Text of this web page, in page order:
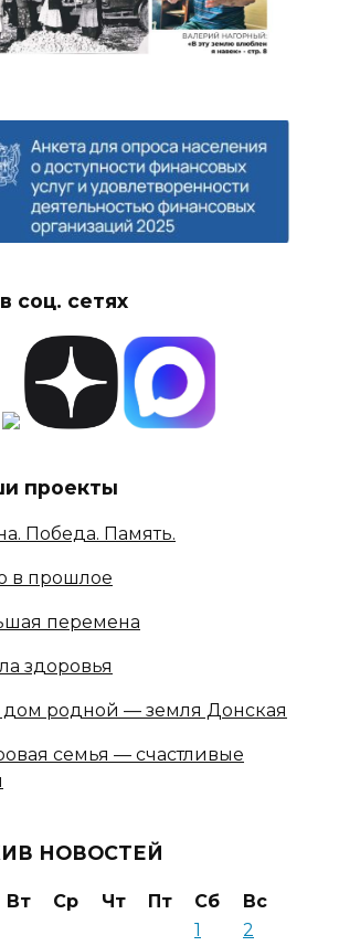
соц. сетях
проекты
Победа. Память.
в прошлое
перемена
здоровья
родной — земля Донская
семья — счастливые
НОВОСТЕЙ
Вт Ср Чт Пт Сб
Вс
1
2